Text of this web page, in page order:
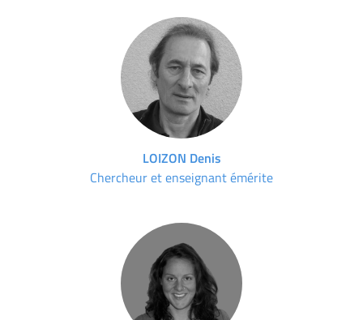
LOIZON Denis
Chercheur et enseignant émérite